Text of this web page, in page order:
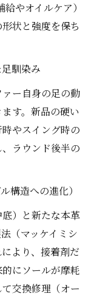
やオイルケア）
状と強度を保ち
馴染み
ー自身の足の動
す。新品の硬い
やスイング時の
ラウンド後半の
構造への進化）
）と新たな本革
（マッケイミシ
より、接着剤だ
にソールが摩耗
交換修理（オー